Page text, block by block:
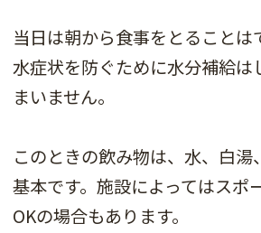
当日は朝から食事をとることは
水症状を防ぐために水分補給は
まいません。
このときの飲み物は、水、白
基本です。施設によってはスポ
OKの場合もあります。